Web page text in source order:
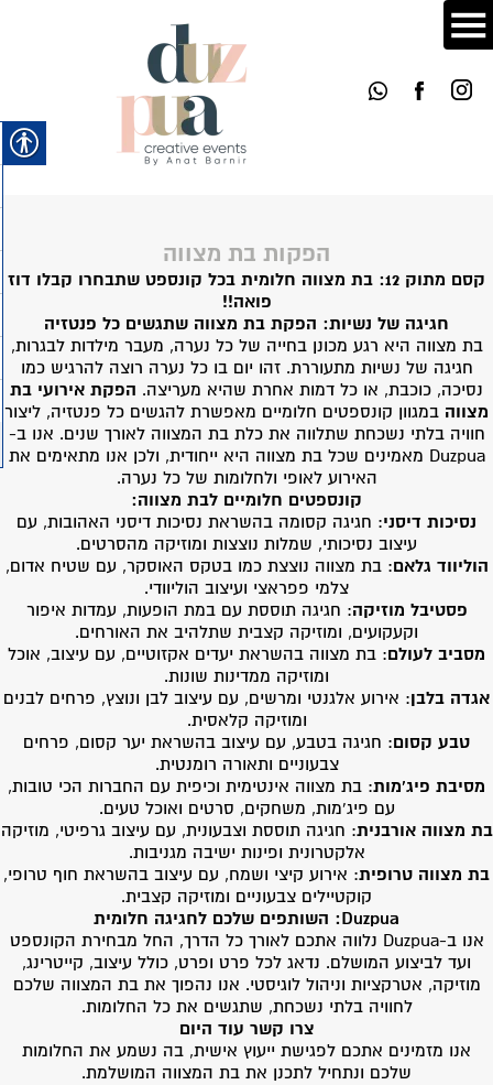
הפקות בת מצווה
קסם מתוק 12: בת מצווה חלומית בכל קונספט שתבחרו קבלו דוז
פואה!!
חגיגה של נשיות: הפקת בת מצווה שתגשים כל פנטזיה
בת מצווה היא רגע מכונן בחייה של כל נערה, מעבר מילדות לבגרות,
חגיגה של נשיות מתעוררת. זהו יום בו כל נערה רוצה להרגיש כמו
נסיכה, כוכבת, או כל דמות אחרת שהיא מעריצה. הפקת אירועי בת
מצווה במגוון קונספטים חלומיים מאפשרת להגשים כל פנטזיה, ליצור
חוויה בלתי נשכחת שתלווה את כלת בת המצווה לאורך שנים. אנו ב-
Duzpua מאמינים שכל בת מצווה היא ייחודית, ולכן אנו מתאימים את
האירוע לאופי ולחלומות של כל נערה.
קונספטים חלומיים לבת מצווה:
נסיכות דיסני: חגיגה קסומה בהשראת נסיכות דיסני האהובות, עם
עיצוב נסיכותי, שמלות נוצצות ומוזיקה מהסרטים.
הוליווד גלאם: בת מצווה נוצצת כמו בטקס האוסקר, עם שטיח אדום,
צלמי פפראצי ועיצוב הוליוודי.
פסטיבל מוזיקה: חגיגה תוססת עם במת הופעות, עמדות איפור
וקעקועים, ומוזיקה קצבית שתלהיב את האורחים.
מסביב לעולם: בת מצווה בהשראת יעדים אקזוטיים, עם עיצוב, אוכל
ומוזיקה ממדינות שונות.
אגדה בלבן: אירוע אלגנטי ומרשים, עם עיצוב לבן ונוצץ, פרחים לבנים
ומוזיקה קלאסית.
טבע קסום: חגיגה בטבע, עם עיצוב בהשראת יער קסום, פרחים
צבעוניים ותאורה רומנטית.
מסיבת פיג'מות: בת מצווה אינטימית וכיפית עם החברות הכי טובות,
עם פיג'מות, משחקים, סרטים ואוכל טעים.
בת מצווה אורבנית: חגיגה תוססת וצבעונית, עם עיצוב גרפיטי, מוזיקה
אלקטרונית ופינות ישיבה מגניבות.
בת מצווה טרופית: אירוע קיצי ושמח, עם עיצוב בהשראת חוף טרופי,
קוקטיילים צבעוניים ומוזיקה קצבית.
Duzpua:
השותפים שלכם לחגיגה חלומית
אנו ב-Duzpua נלווה אתכם לאורך כל הדרך, החל מבחירת הקונספט
ועד לביצוע המושלם. נדאג לכל פרט ופרט, כולל עיצוב, קייטרינג,
מוזיקה, אטרקציות וניהול לוגיסטי. אנו נהפוך את בת המצווה שלכם
לחוויה בלתי נשכחת, שתגשים את כל החלומות.
צרו קשר עוד היום
אנו מזמינים אתכם לפגישת ייעוץ אישית, בה נשמע את החלומות
שלכם ונתחיל לתכנן את בת המצווה המושלמת.